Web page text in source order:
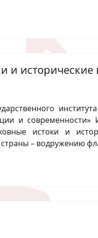
и
и современности»
истоки и
– водружению